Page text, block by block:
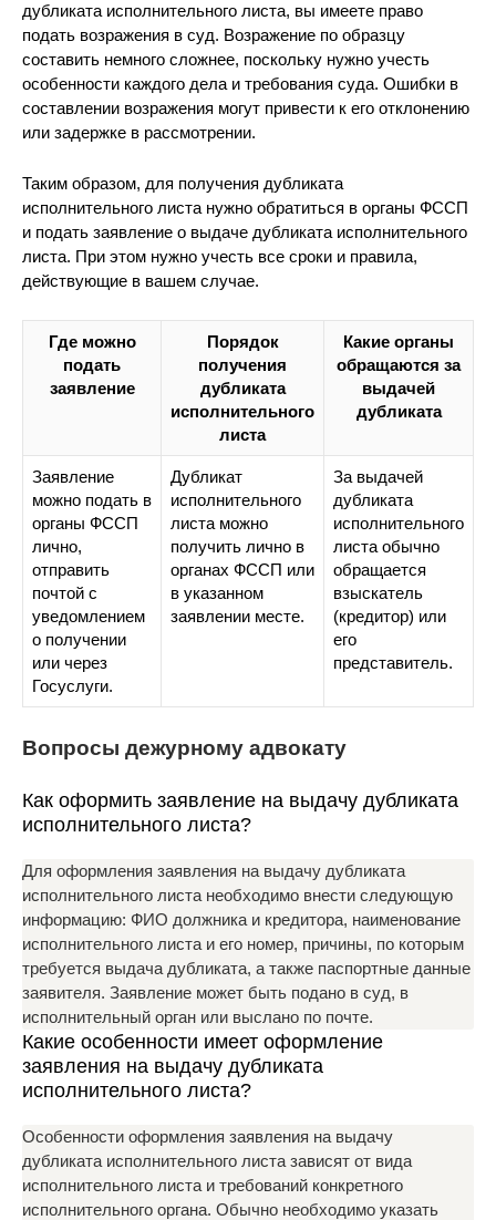
дубликата исполнительного листа, вы имеете право
подать возражения в суд. Возражение по образцу
составить немного сложнее, поскольку нужно учесть
особенности каждого дела и требования суда. Ошибки в
составлении возражения могут привести к его отклонению
или задержке в рассмотрении.
Таким образом, для получения дубликата
исполнительного листа нужно обратиться в органы ФССП
и подать заявление о выдаче дубликата исполнительного
листа. При этом нужно учесть все сроки и правила,
действующие в вашем случае.
Где можно
подать
заявление
Порядок
получения
дубликата
исполнительного
листа
Какие органы
обращаются за
выдачей
дубликата
Заявление
можно подать в
органы ФССП
лично,
отправить
почтой с
уведомлением
о получении
или через
Госуслуги.
Дубликат
исполнительного
листа можно
получить лично в
органах ФССП или
в указанном
заявлении месте.
За выдачей
дубликата
исполнительного
листа обычно
обращается
взыскатель
(кредитор) или
его
представитель.
Вопросы дежурному адвокату
Как оформить заявление на выдачу дубликата
исполнительного листа?
Для оформления заявления на выдачу дубликата
исполнительного листа необходимо внести следующую
информацию: ФИО должника и кредитора, наименование
исполнительного листа и его номер, причины, по которым
требуется выдача дубликата, а также паспортные данные
заявителя. Заявление может быть подано в суд, в
исполнительный орган или выслано по почте.
Какие особенности имеет оформление
заявления на выдачу дубликата
исполнительного листа?
Особенности оформления заявления на выдачу
дубликата исполнительного листа зависят от вида
исполнительного листа и требований конкретного
исполнительного органа. Обычно необходимо указать